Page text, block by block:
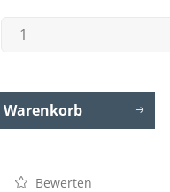
Warenkorb
Bewerten